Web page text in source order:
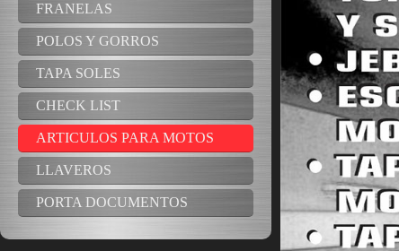
FRANELAS
POLOS Y GORROS
TAPA SOLES
CHECK LIST
ARTICULOS PARA MOTOS
LLAVEROS
PORTA DOCUMENTOS